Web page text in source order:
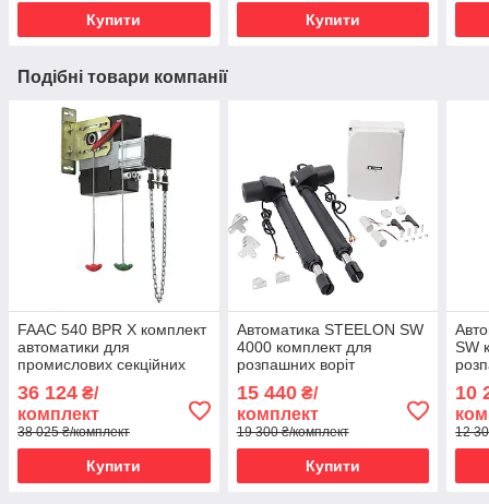
Купити Купити
Подібні товари компанії
FAAC 540 BPR X комплект
автоматики для
промислових секційних
36 124 ₴/
комплект
38 025 ₴/комплект
Купити
Автоматика STEELON SW
4000 комплект для
розпашних воріт
15 440₴/
комплект
19 300 ₴/комплект
Купити
SW
10
12